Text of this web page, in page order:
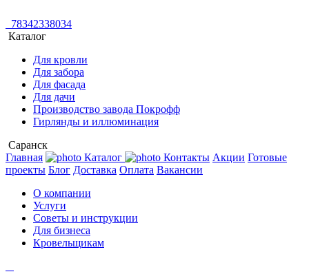
78342338034
Каталог
Для кровли
Для забора
Для фасада
Для дачи
Производство завода Покрофф
Гирлянды и иллюминация
Саранск
Главная
Каталог Контакты Акции Готовые
проекты Блог Доставка Оплата Вакансии
О компании
Услуги
Советы и инструкции
Для бизнеса
Кровельщикам